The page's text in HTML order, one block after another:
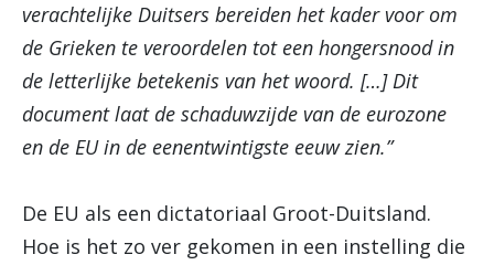
verachtelijke Duitsers bereiden het kader voor om
de Grieken te veroordelen tot een hongersnood in
de letterlijke betekenis van het woord. […] Dit
document laat de schaduwzijde van de eurozone
en de EU in de eenentwintigste eeuw zien.”
De EU als een dictatoriaal Groot-Duitsland.
Hoe is het zo ver gekomen in een instelling die